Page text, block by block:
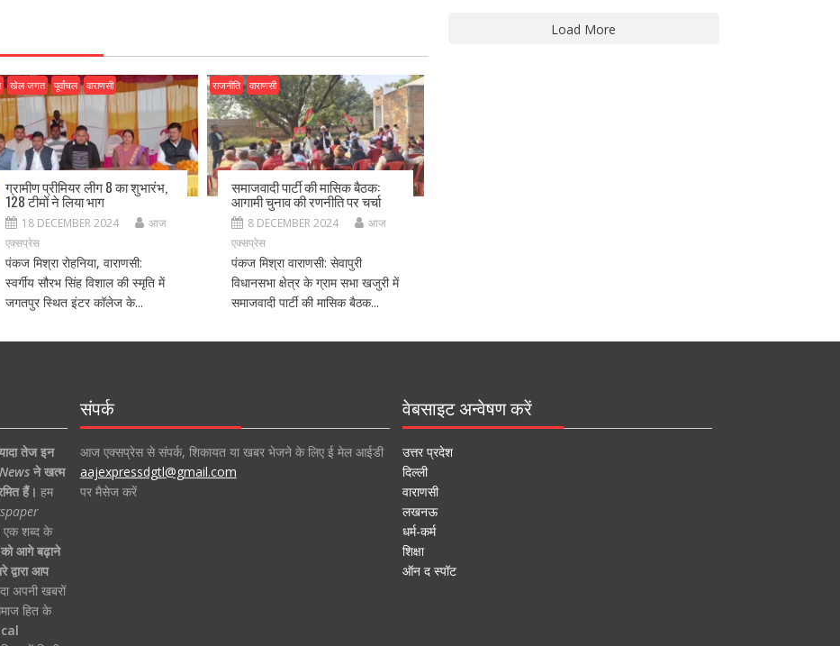
खेल जगत पूर्वांचल वाराणसी
ग्रामीण प्रीमियर लीग 8 का शुभारंभ,
128 टीमों ने लिया भाग
18 DECEMBER 2024
आज
एक्सप्रेस
पंकज मिश्रा रोहनिया, वाराणसी:
स्वर्गीय सौरभ सिंह विशाल की स्मृति में
जगतपुर स्थित इंटर कॉलेज के...
राजनीति वाराणसी
समाजवादी पार्टी की मासिक बैठक:
आगामी चुनाव की रणनीति पर चर्चा
8 DECEMBER 2024
आज
एक्सप्रेस
पंकज मिश्रा वाराणसी: सेवापुरी
विधानसभा क्षेत्र के ग्राम सभा खजुरी में
समाजवादी पार्टी की मासिक बैठक...
Load More
तेज इन
ने खत्म
हैं। हम
एक शब्द के
आगे बढ़ाने
आप
अपनी खबरों
हित के
संपर्क
आज एक्सप्रेस से संपर्क, शिकायत या खबर भेजने के लिए ई मेल आईडी
aajexpressdgtl@gmail.com
पर मैसेज करें
वेबसाइट अन्वेषण करें
उत्तर प्रदेश
दिल्ली
वाराणसी
लखनऊ
धर्म-कर्म
शिक्षा
ऑन द स्पॉट